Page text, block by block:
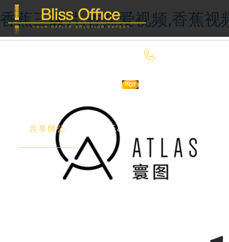
香蕉三级片,香蕉爱视频,香蕉视
共享辦公 委托&投放